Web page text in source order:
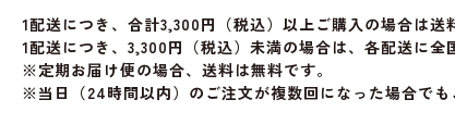
1配送につき、合計3,300円（税込）以上ご購入の場合は送
1配送につき、3,300円（税込）未満の場合は、各配送に全
※定期お届け便の場合、送料は無料です。
※当日（24時間以内）のご注文が複数回になった場合で